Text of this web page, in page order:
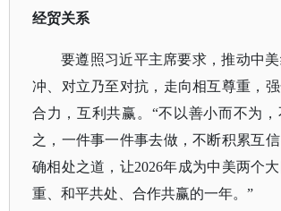
经贸关系
要遵照习近平主席要求，推动中
冲、对立乃至对抗，走向相互尊重，
合力，互利共赢。 “不以善小而不为
之，一件事一件事去做，不断积累互
确相处之道，让2026年成为中美两个
重、和平共处、合作共赢的一年。”